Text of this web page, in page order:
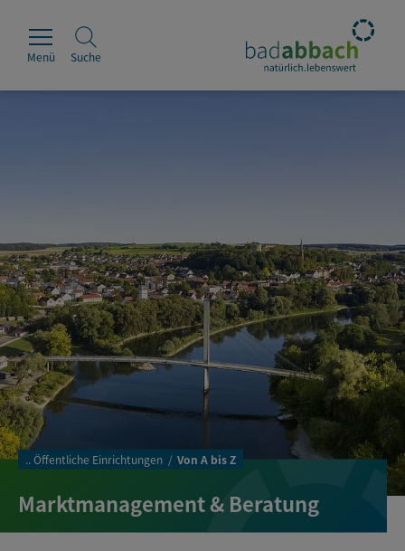
Leben & Wohnen
Wirtschaft & Handel
Menü Suche
.. Öffentliche Einrichtungen Von A bis Z
Marktmanagement & Beratung